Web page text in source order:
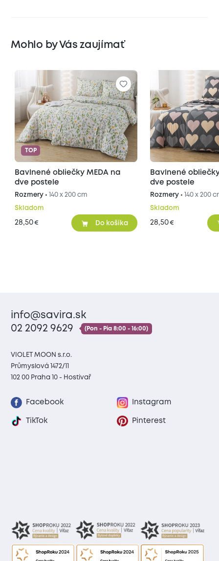
Mohlo by Vás zaujímať
TOP
Bavlnené obliečky MEDA na
dve postele
Rozmery • 140 x 200 cm
Skladom
28,50€ Do košíka
Bavlnené
dve postele
Rozmery • 140 x 200
Skladom
28,50€
info@savira.sk
02 2092 9629
(Pon - Pia 8:00 - 16:00)
VIOLET MOON s.r.o.
Průmyslová 1472/11
102 00 Praha 10 - Hostivař
Facebook Instagram
TikTok Pinterest